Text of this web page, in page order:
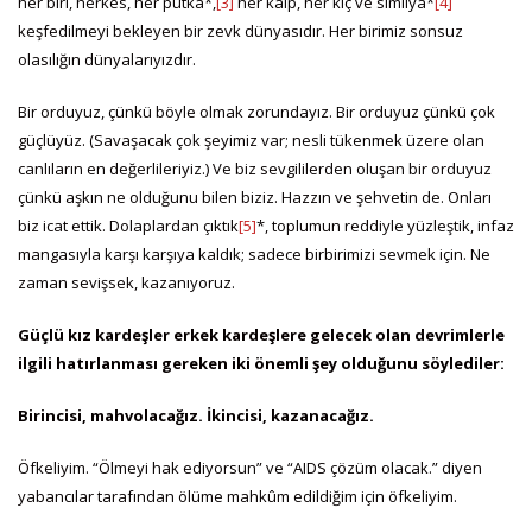
keşfedilmeyi bekleyen bir zevk dünyasıdır. Her birimiz sonsuz
olasılığın dünyalarıyızdır.
Bir orduyuz, çünkü böyle olmak zorundayız. Bir orduyuz çünkü çok
güçlüyüz. (Savaşacak çok şeyimiz var; nesli tükenmek üzere olan
canlıların en değerlileriyiz.) Ve biz sevgililerden oluşan bir orduyuz
çünkü aşkın ne olduğunu bilen biziz. Hazzın ve şehvetin de. Onları
biz icat ettik. Dolaplardan çıktık[5]*, toplumun reddiyle yüzleştik, infaz
mangasıyla karşı karşıya kaldık; sadece birbirimizi sevmek için. Ne
zaman sevişsek, kazanıyoruz.
Güçlü kız kardeşler erkek kardeşlere gelecek olan devrimlerle
ilgili hatırlanması gereken iki önemli şey olduğunu söylediler:
Birincisi, mahvolacağız. İkincisi, kazanacağız.
Öfkeliyim. “Ölmeyi hak ediyorsun” ve “AIDS çözüm olacak.” diyen
yabancılar tarafından ölüme mahkûm edildiğim için öfkeliyim.